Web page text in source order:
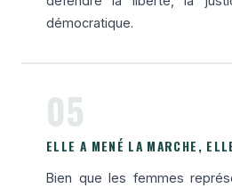
démocratique.
05
ELLE A MENÉ LA MARCHE,
Bien que les femmes